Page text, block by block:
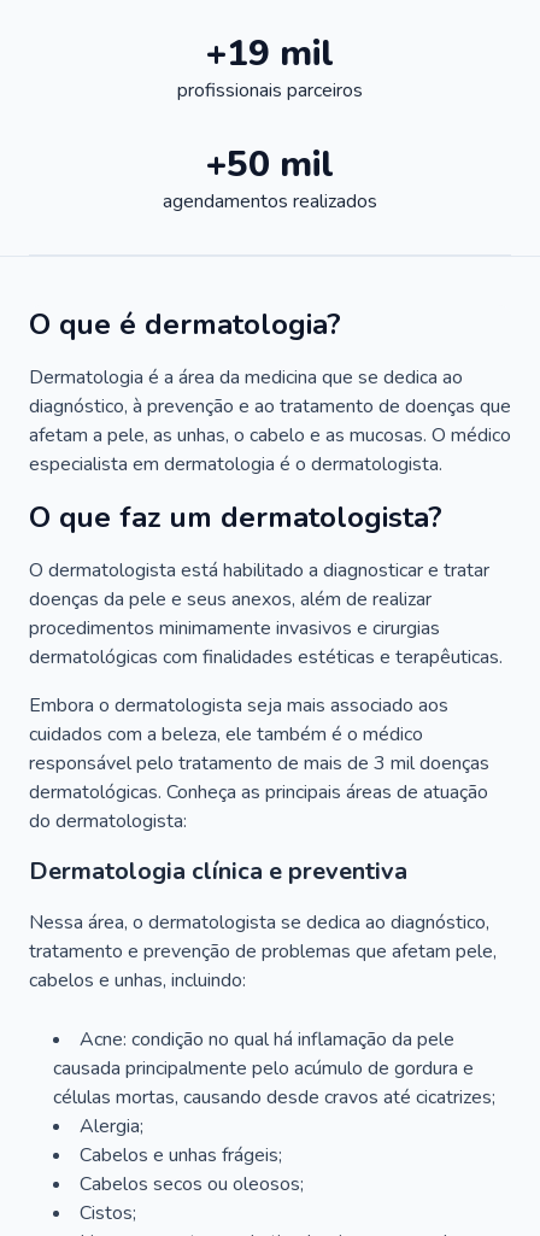
+19 mil
profissionais parceiros
+50 mil
agendamentos realizados
O que é dermatologia?
Dermatologia é a área da medicina que se dedica ao
diagnóstico, à prevenção e ao tratamento de doenças que
afetam a pele, as unhas, o cabelo e as mucosas. O médico
especialista em dermatologia é o dermatologista.
O que faz um dermatologista?
O dermatologista está habilitado a diagnosticar e tratar
doenças da pele e seus anexos, além de realizar
procedimentos minimamente invasivos e cirurgias
dermatológicas com finalidades estéticas e terapêuticas.
Embora o dermatologista seja mais associado aos
cuidados com a beleza, ele também é o médico
responsável pelo tratamento de mais de 3 mil doenças
dermatológicas. Conheça as principais áreas de atuação
do dermatologista:
Dermatologia clínica e preventiva
Nessa área, o dermatologista se dedica ao diagnóstico,
tratamento e prevenção de problemas que afetam pele,
cabelos e unhas, incluindo:
Acne: condição no qual há inflamação da pele
causada principalmente pelo acúmulo de gordura e
células mortas, causando desde cravos até cicatrizes;
Alergia;
Cabelos e unhas frágeis;
Cabelos secos ou oleosos;
Cistos;